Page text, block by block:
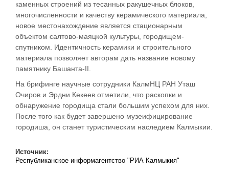
каменных строений из тесанных ракушечных блоков,
многочисленности и качеству керамического материала,
новое местонахождение является стационарным
объектом салтово-маяцкой культуры, городищем-
спутником. Идентичность керамики и строительного
материала позволяет авторам дать название новому
памятнику Башанта-II.
На брифинге научные сотрудники КалмНЦ РАН Уташ
Очиров и Эрдни Кекеев отметили, что раскопки и
обнаружение городища стали большим успехом для них.
После того как будет завершено музеифицирование
городиша, он станет туристическим наследием Калмыкии.
Источник:
Республиканское информагентство "РИА Калмыкия"